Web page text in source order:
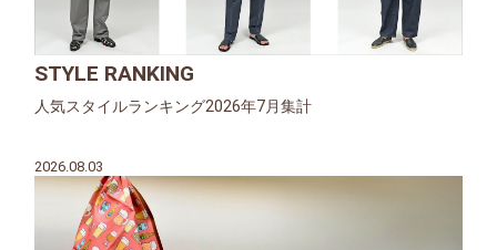
STYLE RANKING
人気スタイルランキング2026年7月集計
2026.08.03